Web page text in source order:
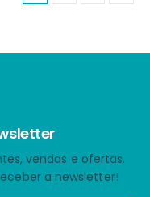
vendas e ofertas.
a newsletter!